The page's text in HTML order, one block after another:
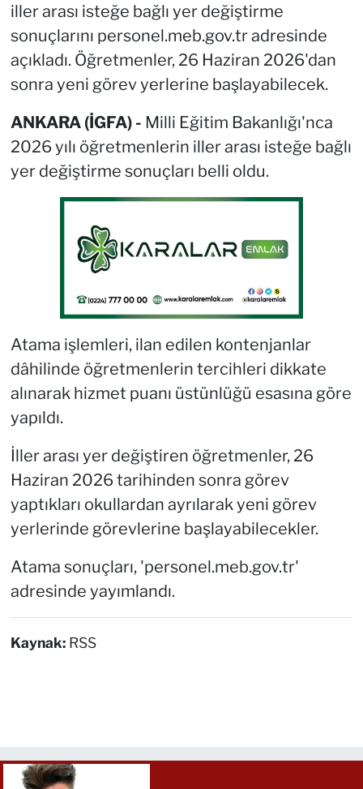
iller arası isteğe bağlı yer değiştirme
sonuçlarını personel.meb.gov.tr adresinde
açıkladı. Öğretmenler, 26 Haziran 2026'dan
sonra yeni görev yerlerine başlayabilecek.
ANKARA (İGFA) - Milli Eğitim Bakanlığı'nca
2026 yılı öğretmenlerin iller arası isteğe bağlı
yer değiştirme sonuçları belli oldu.
Atama işlemleri, ilan edilen kontenjanlar
dâhilinde öğretmenlerin tercihleri dikkate
alınarak hizmet puanı üstünlüğü esasına göre
yapıldı.
İller arası yer değiştiren öğretmenler, 26
Haziran 2026 tarihinden sonra görev
yaptıkları okullardan ayrılarak yeni görev
yerlerinde görevlerine başlayabilecekler.
Atama sonuçları, 'personel.meb.gov.tr'
adresinde yayımlandı.
Kaynak: RSS